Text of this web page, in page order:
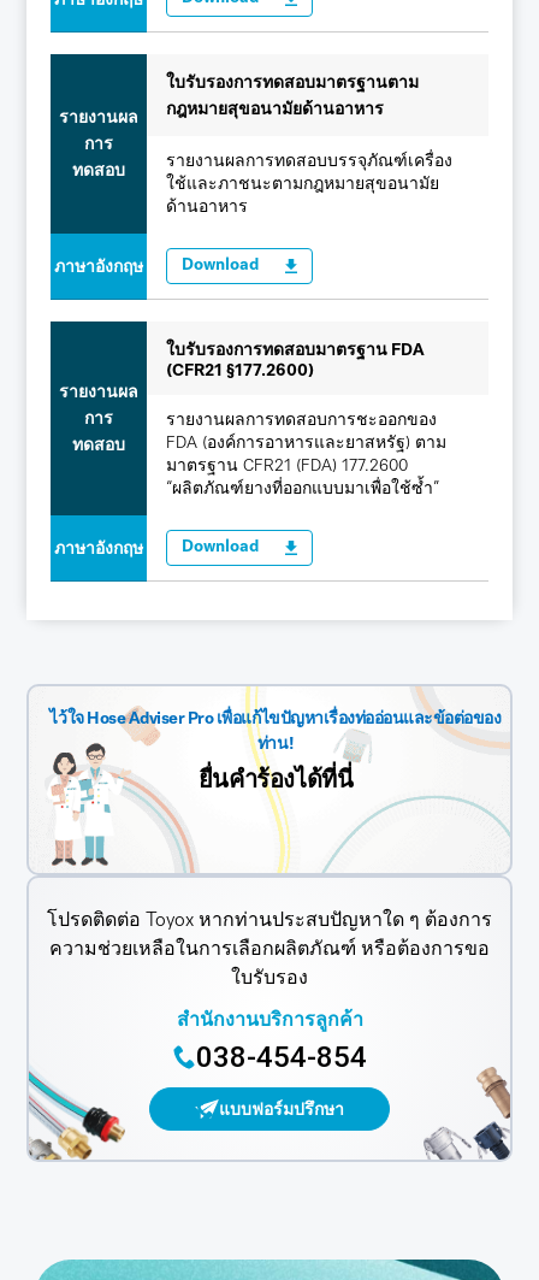
รายงานผล
การ
ทดสอบ
ใบรับรองการทดสอบมาตรฐานตาม
กฎหมายสุขอนามัยด้านอาหาร
รายงานผลการทดสอบบรรจุภัณฑ์เครื่อง
ใช้และภาชนะตามกฎหมายสุขอนามัย
ด้านอาหาร
ภาษาอังกฤษ Download
รายงานผล
การ
ทดสอบ
ใบรับรองการทดสอบมาตรฐาน FDA
(CFR21 §177.2600)
รายงานผลการทดสอบการชะออกของ
FDA (องค์การอาหารและยาสหรัฐ) ตาม
มาตรฐาน CFR21 (FDA) 177.2600
“ผลิตภัณฑ์ยางที่ออกแบบมาเพื่อใช้ซ้ำ”
ภาษาอังกฤษ Download
ไว้ใจ Hose Adviser Pro เพื่อแก้ไขปัญหาเรื่องท่ออ่อนและข้อต่อของ
ท่าน!
ยื่นคำร้องได้ที่นี่
โปรดติดต่อ Toyox หากท่านประสบปัญหาใด ๆ ต้องการ
ความช่วยเหลือในการเลือกผลิตภัณฑ์ หรือต้องการขอ
ใบรับรอง
สำนักงานบริการลูกค้า
038-454-854
แบบฟอร์มปรึกษา